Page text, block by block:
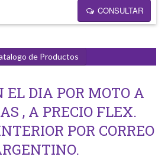
CONSULTAR
de Productos
EL DIA POR MOTO A
, A PRECIO FLEX.
POR CORREO